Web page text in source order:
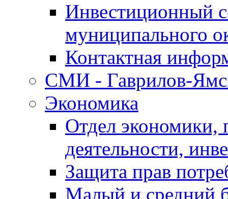
Инвестиционный
муниципального
Контактная
СМИ - Гаврилов-
Экономика
Отдел экономики,
деятельности,
Защита прав
Малый и средний